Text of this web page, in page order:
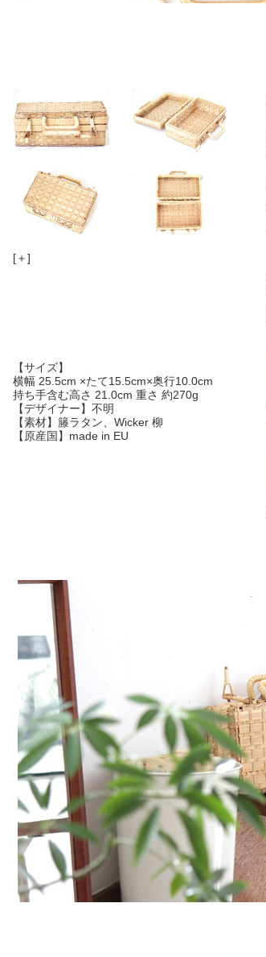
[＋]
【サイズ】
横幅 25.5cm ×たて15.5cm×奥行10.0cm
持ち手含む高さ 21.0cm 重さ 約270g
【デザイナー】不明
【素材】籐ラタン、Wicker 柳
【原産国】made in EU